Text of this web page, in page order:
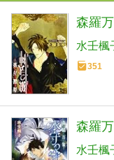
森羅
水壬楓
351
森羅
水壬楓